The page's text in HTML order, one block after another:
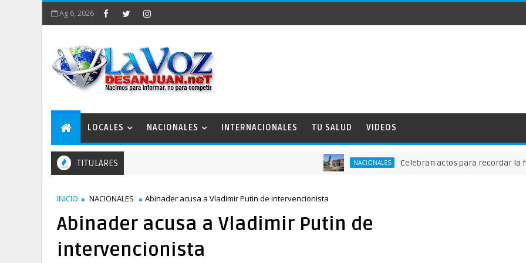
Ag 6, 2026
LOCALES NACIONALES INTERNACIONALES TU SALUD VIDEOS
TITULARES NACIONALES Celebran actos para recordar la
INICIO NACIONALES Abinader acusa a Vladimir Putin de intervencionista
Abinader acusa a Vladimir Putin de
intervencionista